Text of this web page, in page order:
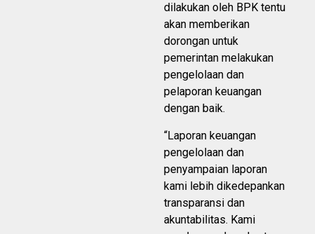
dilakukan oleh BPK tentu
akan memberikan
dorongan untuk
pemerintan melakukan
pengelolaan dan
pelaporan keuangan
dengan baik.
“Laporan keuangan
pengelolaan dan
penyampaian laporan
kami lebih dikedepankan
transparansi dan
akuntabilitas. Kami